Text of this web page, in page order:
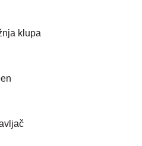
klupa
- Slavonska
Resnik